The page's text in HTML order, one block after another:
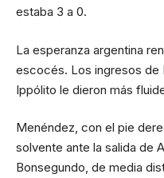
estaba 3 a 0.
La esperanza argentina
escocés. Los ingresos de
Ippólito le dieron más
Menéndez, con el pie
solvente ante la salida de
Bonsegundo, de media